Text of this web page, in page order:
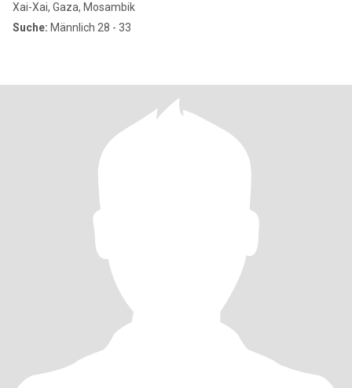
Xai-Xai, Gaza, Mosambik
Suche: Männlich 28 - 33